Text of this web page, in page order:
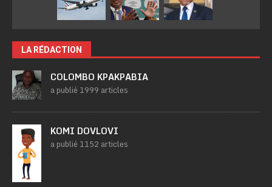
LA RÉDACTION
COLOMBO KPAKPABIA
a publié 1999 articles
KOMI DOVLOVI
a publié 1152 articles